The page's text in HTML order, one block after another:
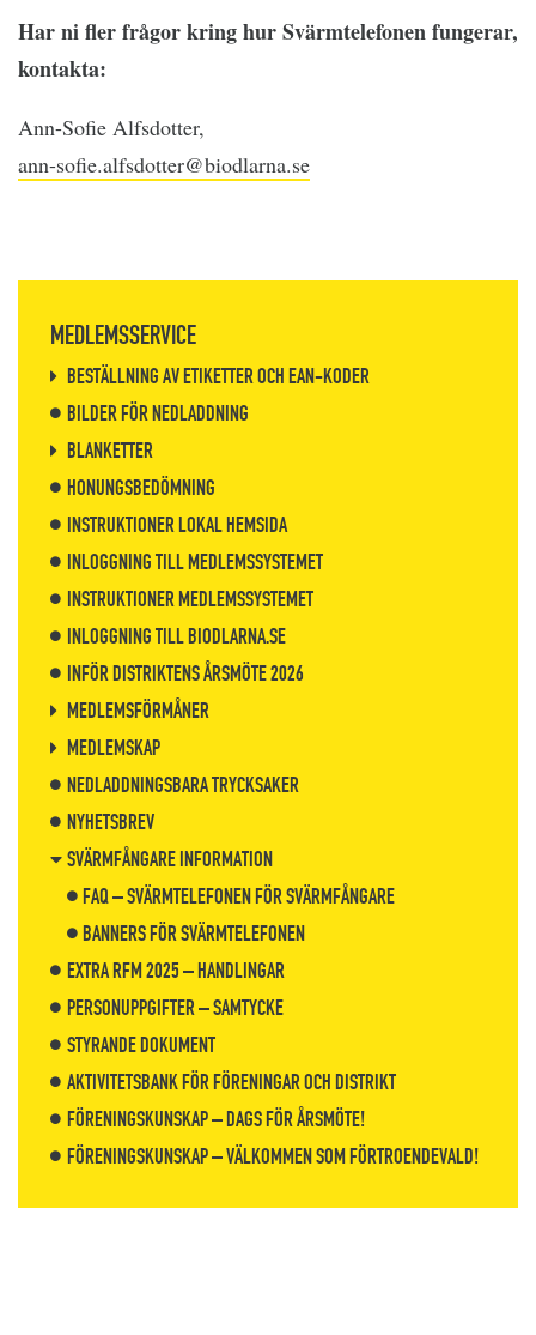
Har ni fler frågor kring hur Svärmtelefonen fungerar,
kontakta:
Ann-Sofie Alfsdotter,
ann-sofie.alfsdotter@biodlarna.se
MEDLEMSSERVICE
BESTÄLLNING AV ETIKETTER OCH EAN-KODER
BILDER FÖR NEDLADDNING
BLANKETTER
HONUNGSBEDÖMNING
INSTRUKTIONER LOKAL HEMSIDA
INLOGGNING TILL MEDLEMSSYSTEMET
INSTRUKTIONER MEDLEMSSYSTEMET
INLOGGNING TILL BIODLARNA.SE
INFÖR DISTRIKTENS ÅRSMÖTE 2026
MEDLEMSFÖRMÅNER
MEDLEMSKAP
NEDLADDNINGSBARA TRYCKSAKER
NYHETSBREV
SVÄRMFÅNGARE INFORMATION
FAQ – SVÄRMTELEFONEN FÖR SVÄRMFÅNGARE
BANNERS FÖR SVÄRMTELEFONEN
EXTRA RFM 2025 – HANDLINGAR
PERSONUPPGIFTER – SAMTYCKE
STYRANDE DOKUMENT
AKTIVITETSBANK FÖR FÖRENINGAR OCH DISTRIKT
FÖRENINGSKUNSKAP – DAGS FÖR ÅRSMÖTE!
FÖRENINGSKUNSKAP – VÄLKOMMEN SOM FÖRTROENDEVALD!